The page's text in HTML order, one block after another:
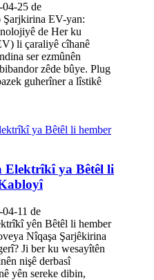
25 de
Şarjkirina EV-yan:
de Her ku
li çaraliyê cîhanê
ser ezmûnên
zêde bûye. Plug
guherîner a lîstikê
Elektrîkî ya Bêtêl li
11 de
yên Bêtêl li hember
Nîqaşa Şarjêkirina
Ji ber ku wesayîtên
nişê derbasî
yên sereke dibin,